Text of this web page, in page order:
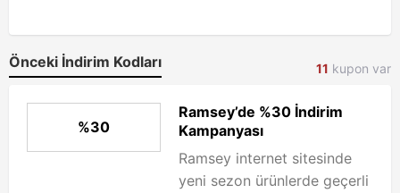
Önceki İndirim Kodları 11 kupon var
%30
Ramsey’de %30 İndirim
Kampanyası
Ramsey internet sitesinde
yeni sezon ürünlerde geçerli